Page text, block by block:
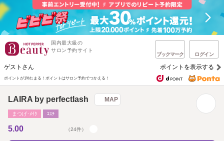
国内最大級の
サロン予約サイト
ブックマーク ログイン
ゲストさん ポイントを表示する
ポイントが1%たまる！ ポイントはサロン予約でつかえる！
LAIRA by perfectlash MAP
まつげ･ﾒｲｸ ｴｽﾃ
5.00 （24件）